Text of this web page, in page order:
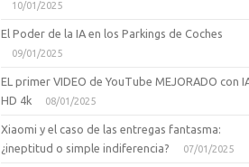
10/01/2025
El Poder de la IA en los Parkings de Coches
09/01/2025
EL primer VIDEO de YouTube MEJORADO con
HD 4k
08/01/2025
Xiaomi y el caso de las entregas fantasma:
¿ineptitud o simple indiferencia?
07/01/2025